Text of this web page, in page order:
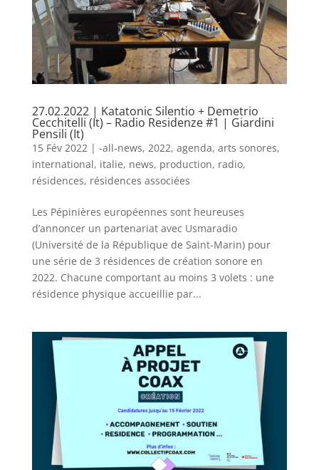
27.02.2022 | Katatonic Silentio + Demetrio
Cecchitelli (It) – Radio Residenze #1 | Giardini
Pensili (It)
15 Fév 2022| -all-news, 2022, agenda, arts sonores,
international, italie, news, production, radio,
résidences, résidences associées
Les Pépinières européennes sont heureuses
d’annoncer un partenariat avec Usmaradio
(Université de la République de Saint-Marin) pour
une série de 3 résidences de création sonore en
2022. Chacune comportant au moins 3 volets : une
résidence physique accueillie par...